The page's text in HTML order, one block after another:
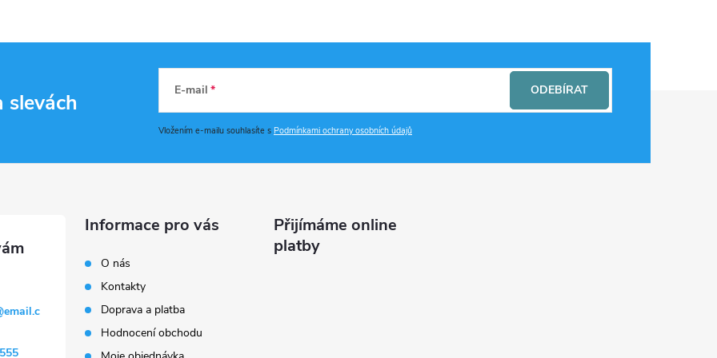
slevách E-mail
Vložením e-mailu souhlasíte s Podmínkami ochrany osobních údajů
ODEBÍRAT
email.c
Informace pro vás
O nás
Kontakty
Doprava a platba
Hodnocení obchodu
Přijímáme online
platby